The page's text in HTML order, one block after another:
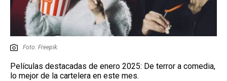
Foto: Freepik.
Películas destacadas de enero 2025: De terror a comedia,
lo mejor de la cartelera en este mes.